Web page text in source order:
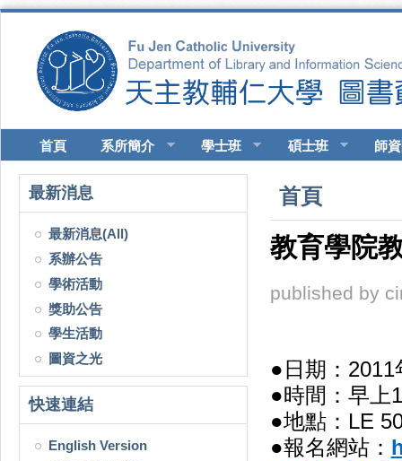
首頁 系所簡介 學士班 碩士班 師
最新消息
最新消息(All)
系辦公告
學術活動
獎助公告
學生活動
圖資之光
快速連結
English Version
您在這裡
首頁
教育學院
published by
●日期： 2011
●時間：早上
●地點： LE
●報名網站：